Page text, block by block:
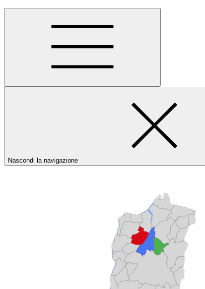
Nascondi la navigazione